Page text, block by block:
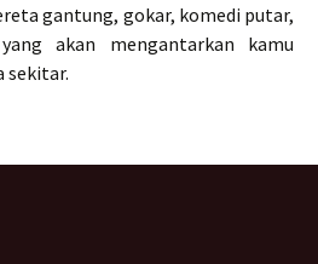
gantung, gokar, komedi putar,
akan mengantarkan kamu
sekitar.